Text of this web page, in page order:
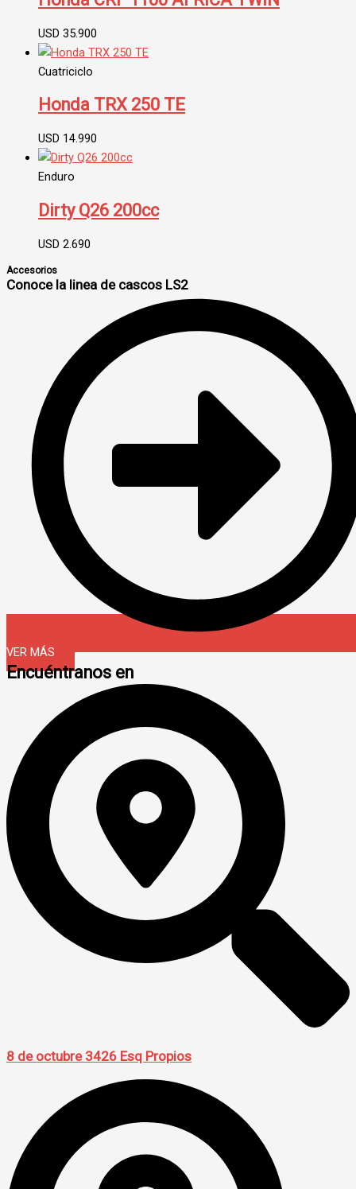
USD 35.900
Cuatriciclo
Honda TRX 250 TE
USD 14.990
Enduro
Dirty Q26 200cc
USD 2.690
Accesorios
Conoce la linea de cascos LS2
VER MÁS
Encuéntranos en
8 de octubre 3426 Esq Propios